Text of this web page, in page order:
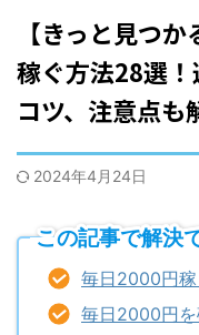
【きっと見つ
稼ぐ方法28選
コツ、注意点も
2024年4月24日
この記事で解決
毎日2000円稼
毎日2000円を